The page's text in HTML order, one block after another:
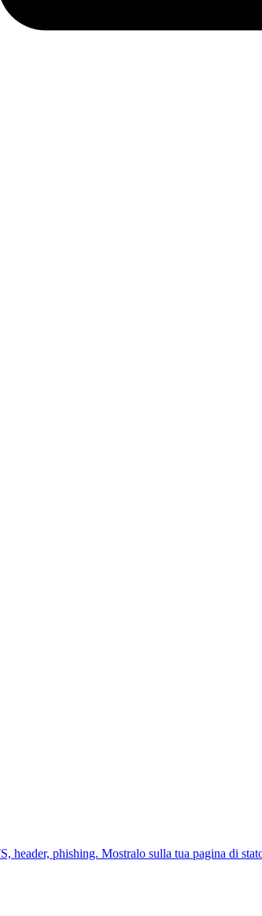
header, phishing. Mostralo sulla tua pagina di